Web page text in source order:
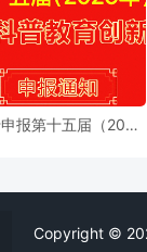
报第十五届（2026
Copyright ©